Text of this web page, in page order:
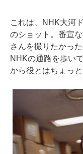
これは、NHK大河
のショット。番宣
さんを撮りたかっ
NHKの通路を歩い
から役とはちょっ